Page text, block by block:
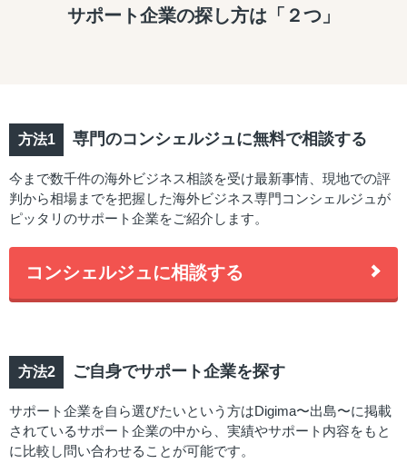
サポート企業の探し方は「２つ」
専門のコンシェルジュに無料で相談する
今まで数千件の海外ビジネス相談を受け最新事情、現地での評
判から相場までを把握した海外ビジネス専門コンシェルジュが
ピッタリのサポート企業をご紹介します。
コンシェルジュに相談する
ご自身でサポート企業を探す
サポート企業を自ら選びたいという方はDigima〜出島〜に掲載
されているサポート企業の中から、実績やサポート内容をもと
に比較し問い合わせることが可能です。